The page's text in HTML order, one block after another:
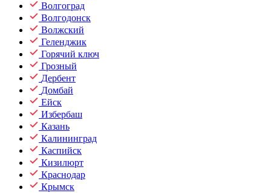
Волгоград
Волгодонск
Волжский
Геленджик
Горячий ключ
Грозный
Дербент
Домбай
Ейск
Избербаш
Казань
Калининград
Каспийск
Кизилюрт
Краснодар
Крымск